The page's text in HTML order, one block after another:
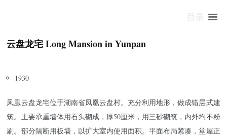
云盘龙宅 Long Mansion in Yunpan
1930
凤凰云盘龙宅位于湖南省凤凰云盘村。充分利用地形，做成错层式建
筑。主要承重墙体用石头砌成，厚50厘米，用三砂砌筑，内外均不粉
刷。部分隔断用板墙，以扩大室内使用面积。平面布局紧凑，堂屋正